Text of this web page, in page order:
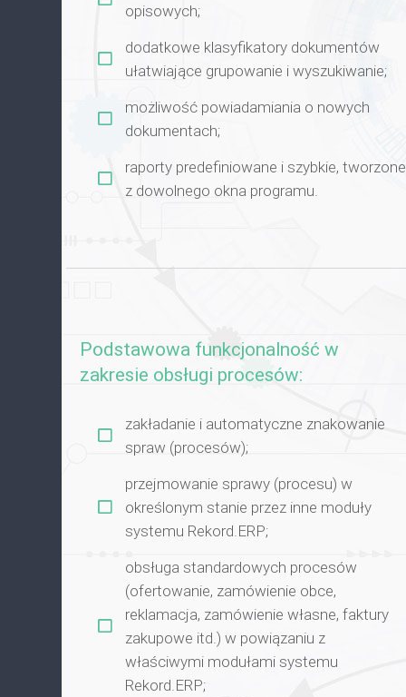
opisowych;
dodatkowe klasyfikatory dokumentów
ułatwiające grupowanie i wyszukiwanie;
możliwość powiadamiania o nowych
dokumentach;
raporty predefiniowane i szybkie, tworzone
z dowolnego okna programu.
Podstawowa funkcjonalność w
zakresie obsługi procesów:
zakładanie i automatyczne znakowanie
spraw (procesów);
przejmowanie sprawy (procesu) w
określonym stanie przez inne moduły
systemu Rekord.ERP;
obsługa standardowych procesów
(ofertowanie, zamówienie obce,
reklamacja, zamówienie własne, faktury
zakupowe itd.) w powiązaniu z
właściwymi modułami systemu
Rekord.ERP;